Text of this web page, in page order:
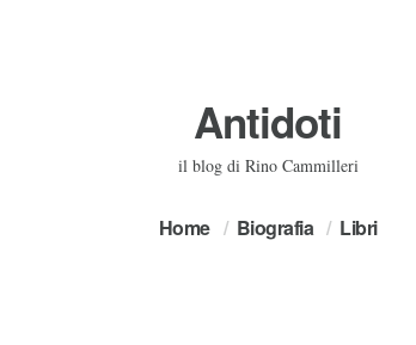
Antidoti
il blog di Rino Cammilleri
Home Biografia Libri